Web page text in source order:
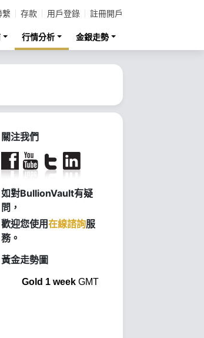
繫 存款 用戶登錄 註冊開戶
行情分析 金銀走勢
關注我們
如對BullionVault有疑
問，
歡迎您使用在線諮詢服
務。
黃金走勢圖
Gold 1 weekGMT